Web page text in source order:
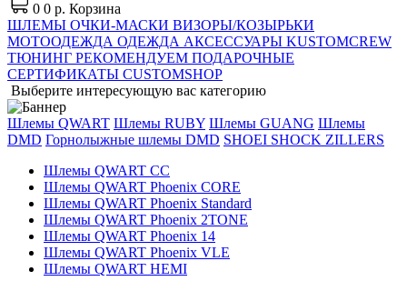
0 0 р. Корзина
ШЛЕМЫ ОЧКИ-МАСКИ ВИЗОРЫ/КОЗЫРЬКИ
МОТООДЕЖДА ОДЕЖДА АКСЕССУАРЫ KUSTOMCREW
ТЮНИНГ РЕКОМЕНДУЕМ ПОДАРОЧНЫЕ
СЕРТИФИКАТЫ CUSTOMSHOP
Выберите интересующую вас категорию
Шлемы QWART Шлемы RUBY Шлемы GUANG Шлемы
DMD Горнолыжные шлемы DMD SHOEI SHOCK ZILLERS
Шлемы QWART CC
Шлемы QWART Phoenix CORE
Шлемы QWART Phoenix Standard
Шлемы QWART Phoenix 2TONE
Шлемы QWART Phoenix 14
Шлемы QWART Phoenix VLE
Шлемы QWART HEMI